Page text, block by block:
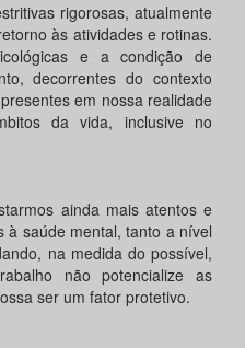
rigorosas, atualmente
às atividades e rotinas.
e a condição de
decorrentes do contexto
em nossa realidade
da vida, inclusive no
ainda mais atentos e
à saúde mental, tanto a nível
na medida do possível,
não potencialize as
ser um fator protetivo.